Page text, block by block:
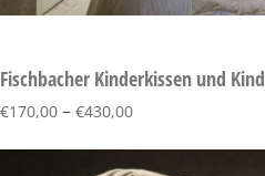
Fischbacher Kinderkissen und
€170,00 – €430,00